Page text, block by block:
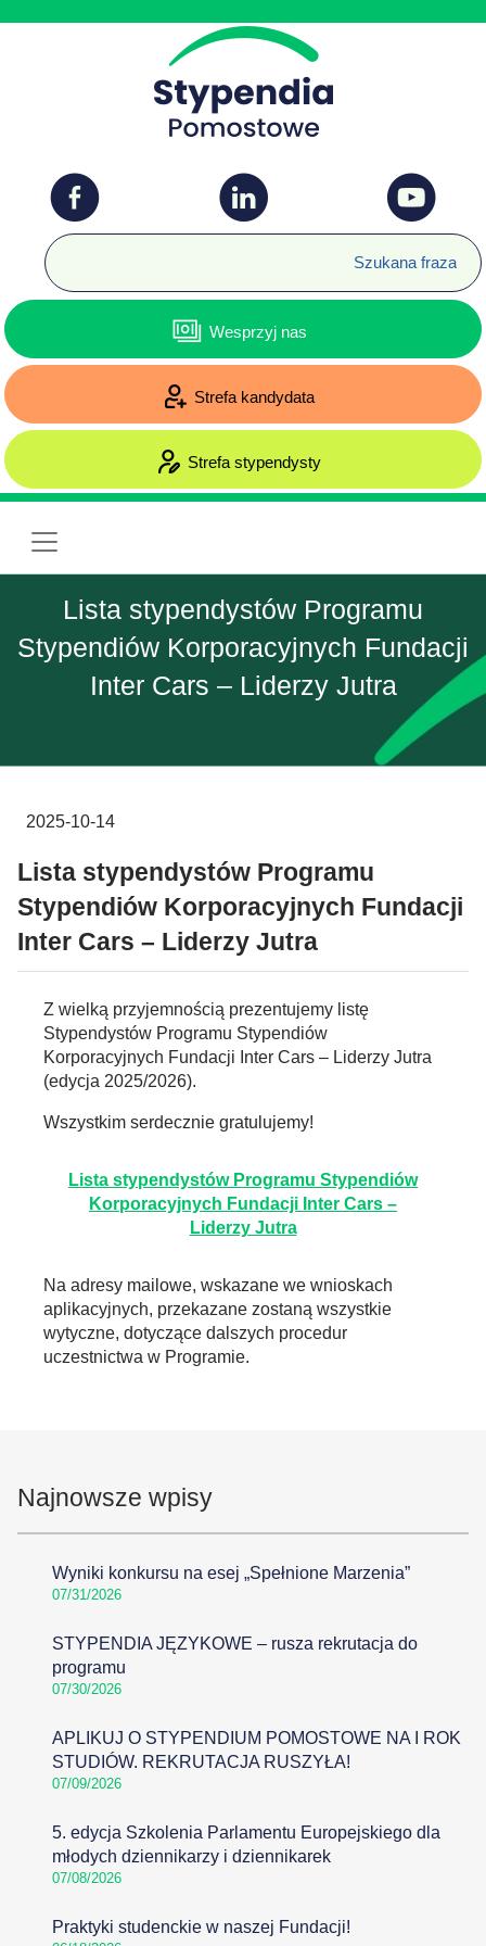
Wesprzyj nas
Strefa kandydata
Strefa stypendysty
Lista stypendystów Programu
Stypendiów Korporacyjnych Fundacji
Inter Cars – Liderzy Jutra
2025-10-14
Lista stypendystów Programu
Stypendiów Korporacyjnych Fundacji
Inter Cars – Liderzy Jutra
Z wielką przyjemnością prezentujemy listę
Stypendystów Programu Stypendiów
Korporacyjnych Fundacji Inter Cars – Liderzy Jutra
(edycja 2025/2026).
Wszystkim serdecznie gratulujemy!
Lista stypendystów Programu Stypendiów
Korporacyjnych Fundacji Inter Cars –
Liderzy Jutra
Na adresy mailowe, wskazane we wnioskach
aplikacyjnych, przekazane zostaną wszystkie
wytyczne, dotyczące dalszych procedur
uczestnictwa w Programie.
Najnowsze wpisy
Wyniki konkursu na esej „Spełnione Marzenia”
07/31/2026
STYPENDIA JĘZYKOWE – rusza rekrutacja do
programu
07/30/2026
APLIKUJ O STYPENDIUM POMOSTOWE NA I ROK
STUDIÓW. REKRUTACJA RUSZYŁA!
07/09/2026
5. edycja Szkolenia Parlamentu Europejskiego dla
młodych dziennikarzy i dziennikarek
07/08/2026
Praktyki studenckie w naszej Fundacji!